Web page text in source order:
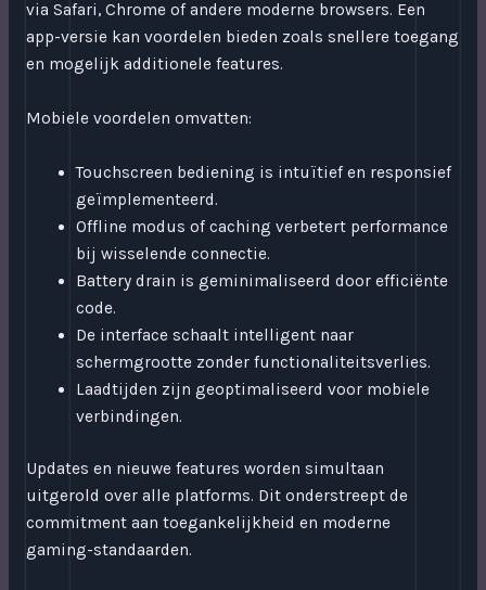
via Safari, Chrome of andere moderne browsers. Een
app-versie kan voordelen bieden zoals snellere toegang
en mogelijk additionele features.
Mobiele voordelen omvatten:
Touchscreen bediening is intuïtief en responsief
geïmplementeerd.
Offline modus of caching verbetert performance
bij wisselende connectie.
Battery drain is geminimaliseerd door efficiënte
code.
De interface schaalt intelligent naar
schermgrootte zonder functionaliteitsverlies.
Laadtijden zijn geoptimaliseerd voor mobiele
verbindingen.
Updates en nieuwe features worden simultaan
uitgerold over alle platforms. Dit onderstreept de
commitment aan toegankelijkheid en moderne
gaming-standaarden.